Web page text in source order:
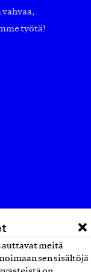
auttavat meitä
sen sisältöjä
vahvaa,
työtä!